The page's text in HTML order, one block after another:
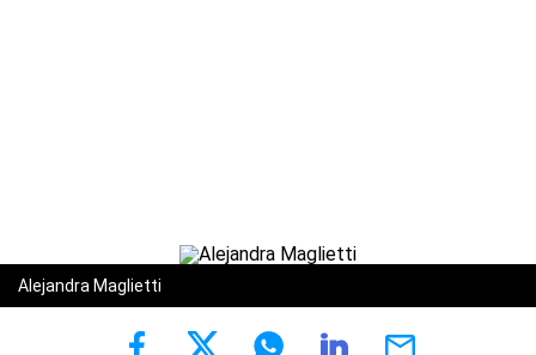
Alejandra Maglietti